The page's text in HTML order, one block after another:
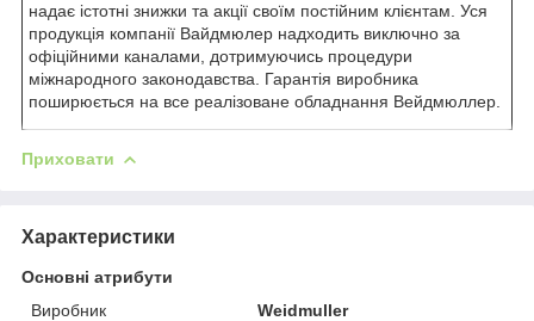
надає істотні знижки та акції своїм постійним клієнтам. Уся
продукція компанії Вайдмюлер надходить виключно за
офіційними каналами, дотримуючись процедури
міжнародного законодавства. Гарантія виробника
поширюється на все реалізоване обладнання Вейдмюллер.
Приховати
Характеристики
Основні атрибути
Виробник
Weidmuller